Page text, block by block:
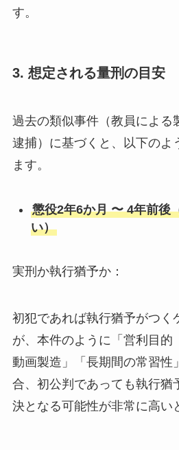
す。
3. 想定される量刑の目安
過去の類似事件（教員による
逮捕）に基づくと、以下のよ
ます。
懲役2年6か月 〜 4年前後
い）
実刑か執行猶予か：
初犯であれば執行猶予がつく
が、本件のように「営利目的
動画製造」「長期間の常習性
合、初公判であっても執行猶
決となる可能性が非常に高い